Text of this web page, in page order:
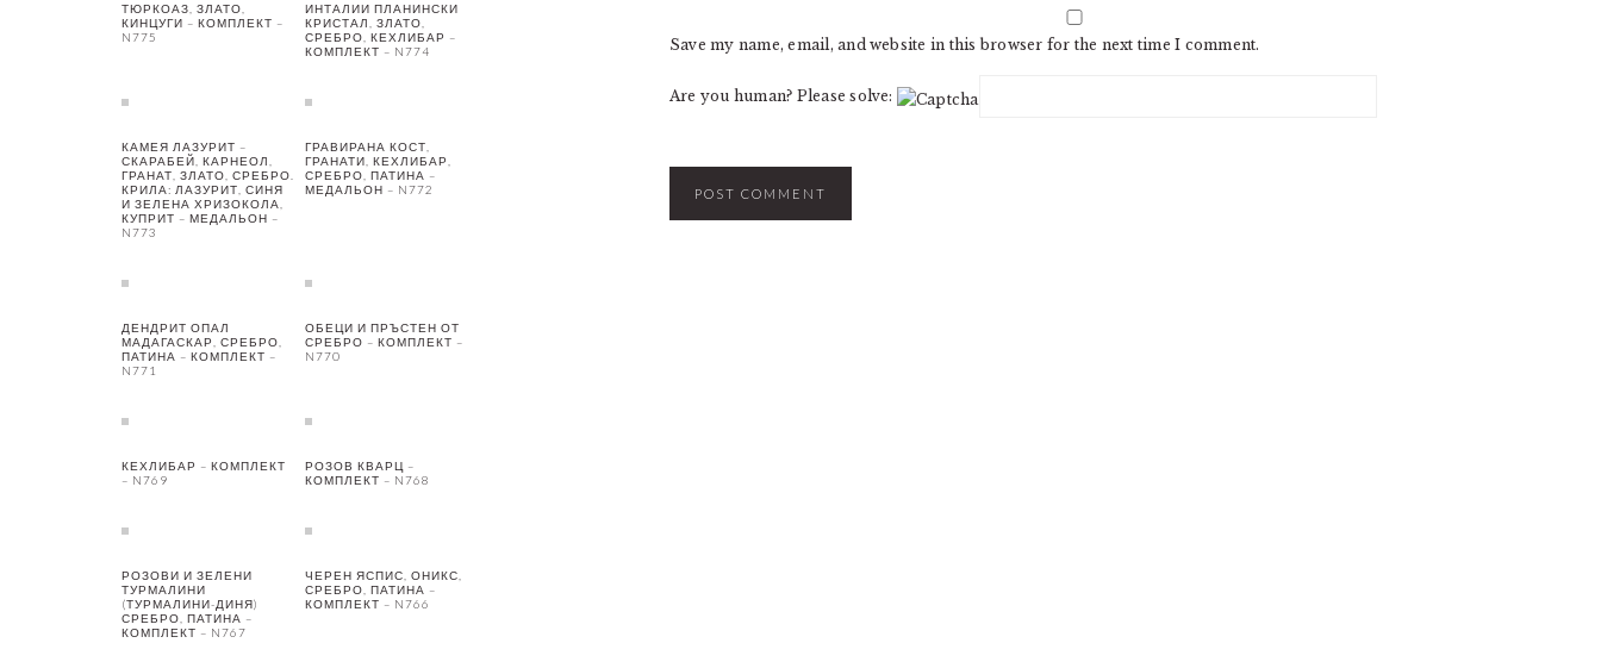
Save my name, email, and website in this browser for the next time I comment.
Are you human? Please solve:
ТЮРКОАЗ, ЗЛАТО,
КИНЦУГИ – КОМПЛЕКТ –
N775
ИНТАЛИИ ПЛАНИНСКИ
КРИСТАЛ, ЗЛАТО,
СРЕБРО, КЕХЛИБАР –
КОМПЛЕКТ – N774
КАМЕЯ ЛАЗУРИТ –
СКАРАБЕЙ, КАРНЕОЛ,
ГРАНАТ, ЗЛАТО, СРЕБРО.
КРИЛА: ЛАЗУРИТ, СИНЯ
И ЗЕЛЕНА ХРИЗОКОЛА,
КУПРИТ – МЕДАЛЬОН –
N773
ГРАВИРАНА КОСТ,
ГРАНАТИ, КЕХЛИБАР,
СРЕБРО, ПАТИНА –
МЕДАЛЬОН – N772
ДЕНДРИТ ОПАЛ
МАДАГАСКАР, СРЕБРО,
ПАТИНА – КОМПЛЕКТ –
N771
ОБЕЦИ И ПРЪСТЕН ОТ
СРЕБРО – КОМПЛЕКТ –
N770
КЕХЛИБАР – КОМПЛЕКТ
– N769
РОЗОВ КВАРЦ –
КОМПЛЕКТ – N768
РОЗОВИ И ЗЕЛЕНИ
ТУРМАЛИНИ
(ТУРМАЛИНИ-ДИНЯ)
СРЕБРО, ПАТИНА –
КОМПЛЕКТ – N767
ЧЕРЕН ЯСПИС, ОНИКС,
СРЕБРО, ПАТИНА –
КОМПЛЕКТ – N766